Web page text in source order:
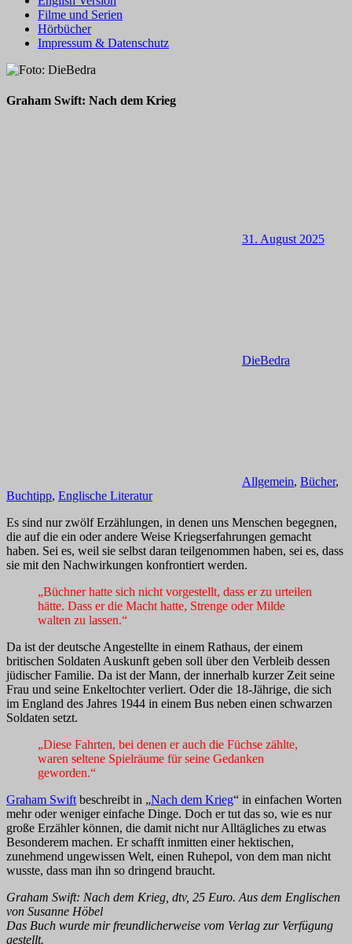
Filme und Serien
Hörbücher
Impressum & Datenschutz
Graham Swift: Nach dem Krieg
31. August 2025
DieBedra
Allgemein, Bücher,
Buchtipp, Englische Literatur
Es sind nur zwölf Erzählungen, in denen uns Menschen begegnen,
die auf die ein oder andere Weise Kriegserfahrungen gemacht
haben. Sei es, weil sie selbst daran teilgenommen haben, sei es, dass
sie mit den Nachwirkungen konfrontiert werden.
„Büchner hatte sich nicht vorgestellt, dass er zu urteilen
hätte. Dass er die Macht hatte, Strenge oder Milde
walten zu lassen.“
Da ist der deutsche Angestellte in einem Rathaus, der einem
britischen Soldaten Auskunft geben soll über den Verbleib dessen
jüdischer Familie. Da ist der Mann, der innerhalb kurzer Zeit seine
Frau und seine Enkeltochter verliert. Oder die 18-Jährige, die sich
im England des Jahres 1944 in einem Bus neben einen schwarzen
Soldaten setzt.
„Diese Fahrten, bei denen er auch die Füchse zählte,
waren seltene Spielräume für seine Gedanken
geworden.“
Graham Swift beschreibt in „Nach dem Krieg“ in einfachen Worten
mehr oder weniger einfache Dinge. Doch er tut das so, wie es nur
große Erzähler können, die damit nicht nur Alltägliches zu etwas
Besonderem machen. Er schafft inmitten einer hektischen,
zunehmend ungewissen Welt, einen Ruhepol, von dem man nicht
wusste, dass man ihn so dringend braucht.
Graham Swift: Nach dem Krieg, dtv, 25 Euro. Aus dem Englischen
von Susanne Höbel
Das Buch wurde mir freundlicherweise vom Verlag zur Verfügung
gestellt.